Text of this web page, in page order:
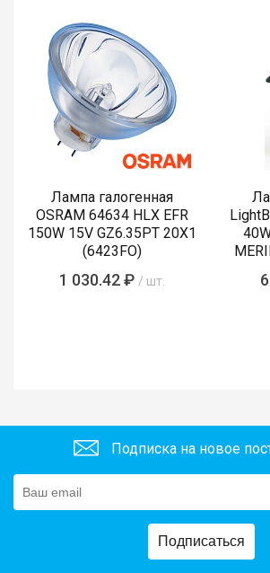
Лампа галогенная
OSRAM 64634 HLX EFR
150W 15V GZ6.35PT 20X1
(6423FO)
1 030.42 ₽ / шт.
Подписка на новое
Подписаться